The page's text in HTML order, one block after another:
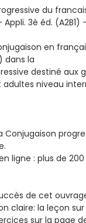
du
3è éd. (A2B1)
en
dans la
destiné aux
niveau
Conjugaison
ligne : plus de
de cet
claire: la leçon
sur la page